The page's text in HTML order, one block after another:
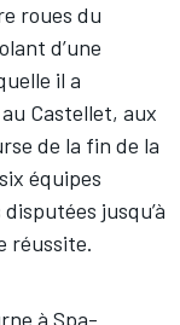
roues du
d’une
il a
Castellet, aux
de la fin de la
équipes
jusqu’à
réussite.
à Spa-